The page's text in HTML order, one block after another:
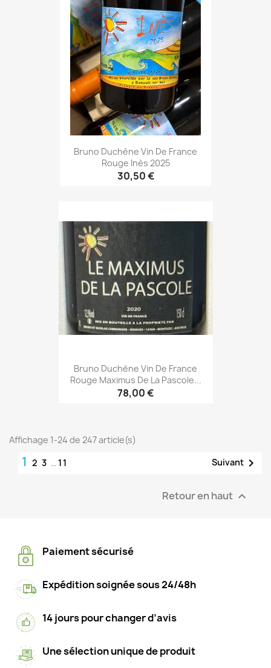
Bruno Duchène Vin De France
Rouge Inès 2025
30,50 €
Bruno Duchène Vin De France
Rouge Maximus De La Pascole...
78,00 €
Affichage 1-24 de 247 article(s)
1 2 3 … 11 Suivant 
Retour en haut 
Paiement sécurisé
Expédition soignée sous 24/48h
14 jours pour changer d’avis
Une sélection unique de produit